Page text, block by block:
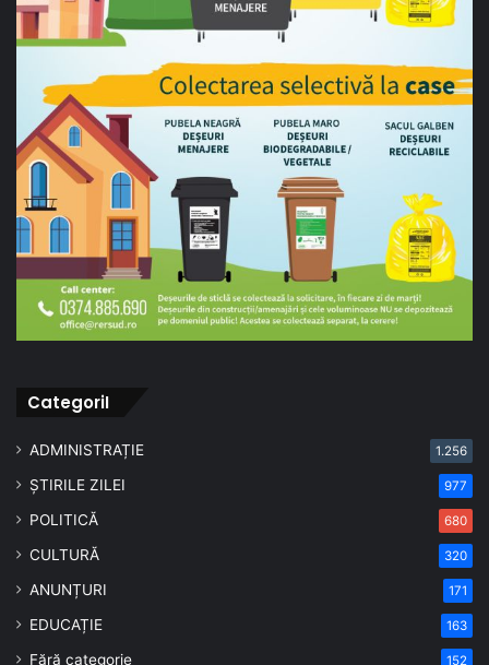
CategoriI
ADMINISTRAȚIE 1.256
ȘTIRILE ZILEI 977
POLITICĂ 680
CULTURĂ 320
ANUNȚURI 171
EDUCAȚIE 163
Fără categorie 152